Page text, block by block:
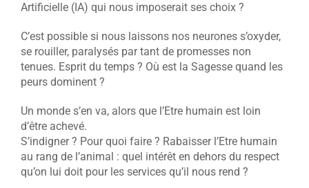
Artificielle (IA) qui nous imposerait ses choix ?
C’est possible si nous laissons nos neurones s’oxyder,
se rouiller, paralysés par tant de promesses non
tenues. Esprit du temps ? Où est la Sagesse quand les
peurs dominent ?
Un monde s’en va, alors que l’Etre humain est loin
d’être achevé.
S’indigner ? Pour quoi faire ? Rabaisser l’Etre humain
au rang de l’animal : quel intérêt en dehors du respect
qu’on lui doit pour les services qu’il nous rend ?